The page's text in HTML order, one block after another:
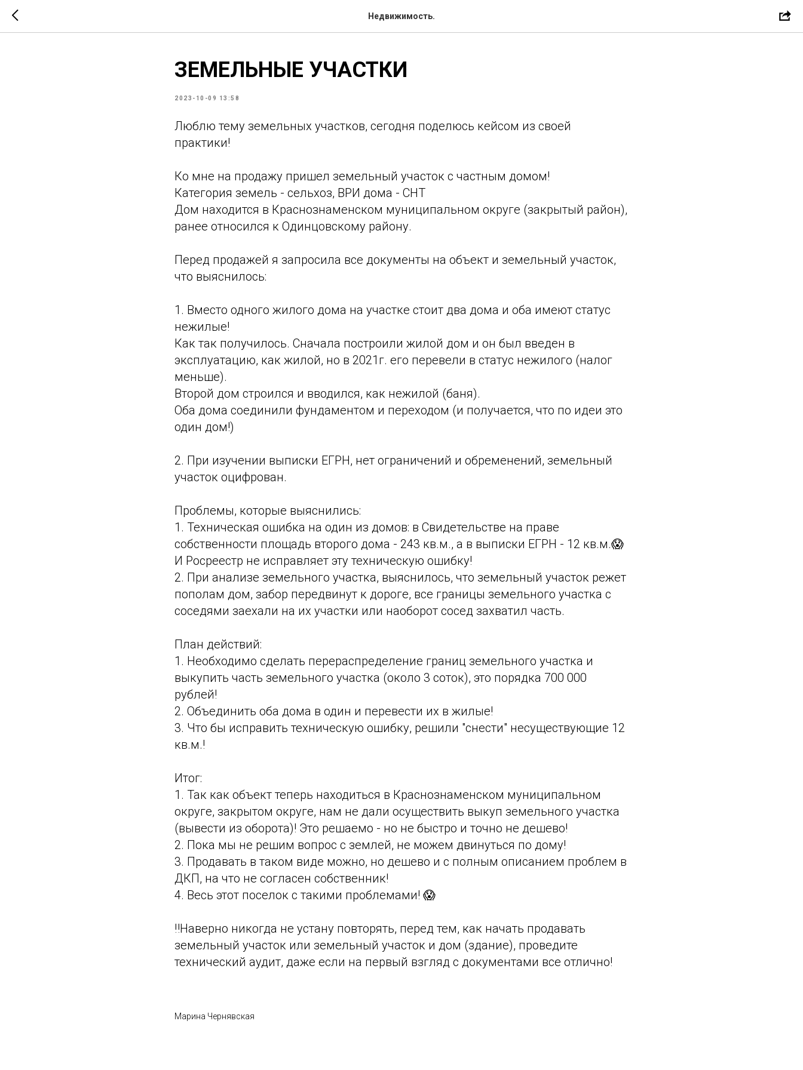
Недвижимость.
ЗЕМЕЛЬНЫЕ УЧАСТКИ
2023-10-09 13:58
Люблю тему земельных участков, сегодня поделюсь кейсом из своей
практики!
Ко мне на продажу пришел земельный участок с частным домом!
Категория земель - сельхоз, ВРИ дома - СНТ
Дом находится в Краснознаменском муниципальном округе (закрытый район),
ранее относился к Одинцовскому району.
Перед продажей я запросила все документы на объект и земельный участок,
что выяснилось:
1. Вместо одного жилого дома на участке стоит два дома и оба имеют статус
нежилые!
Как так получилось. Сначала построили жилой дом и он был введен в
эксплуатацию, как жилой, но в 2021г. его перевели в статус нежилого (налог
меньше).
Второй дом строился и вводился, как нежилой (баня).
Оба дома соединили фундаментом и переходом (и получается, что по идеи это
один дом!)
2. При изучении выписки ЕГРН, нет ограничений и обременений, земельный
участок оцифрован.
Проблемы, которые выяснились:
1. Техническая ошибка на один из домов: в Свидетельстве на праве
собственности площадь второго дома - 243 кв.м., а в выписки ЕГРН - 12 кв.м.😱
И Росреестр не исправляет эту техническую ошибку!
2. При анализе земельного участка, выяснилось, что земельный участок режет
пополам дом, забор передвинут к дороге, все границы земельного участка с
соседями заехали на их участки или наоборот сосед захватил часть.
План действий:
1. Необходимо сделать перераспределение границ земельного участка и
выкупить часть земельного участка (около 3 соток), это порядка 700 000
рублей!
2. Объединить оба дома в один и перевести их в жилые!
3. Что бы исправить техническую ошибку, решили "снести" несуществующие 12
кв.м.!
Итог:
1. Так как объект теперь находиться в Краснознаменском муниципальном
округе, закрытом округе, нам не дали осуществить выкуп земельного участка
(вывести из оборота)! Это решаемо - но не быстро и точно не дешево!
2. Пока мы не решим вопрос с землей, не можем двинуться по дому!
3. Продавать в таком виде можно, но дешево и с полным описанием проблем в
ДКП, на что не согласен собственник!
4. Весь этот поселок с такими проблемами! 😱
‼️Наверно никогда не устану повторять, перед тем, как начать продавать
земельный участок или земельный участок и дом (здание), проведите
технический аудит, даже если на первый взгляд с документами все отлично!
Марина Чернявская